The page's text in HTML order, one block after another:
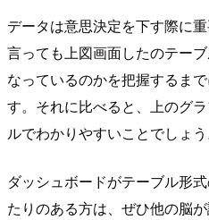
データは意思決定を下す際に
言っても上図画面したのテー
なっているのかを把握するま
す。それに比べると、上のグ
ルでわかりやすいことでしょう
ダッシュボードがテーブル形
たりのある方は、ぜひ他の脳